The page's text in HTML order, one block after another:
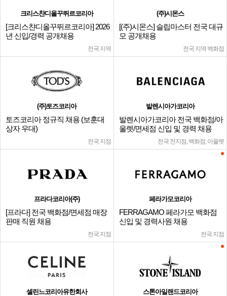
크리스챤디올꾸뛰르코리아
[크리스챤디올꾸뛰르코리아] 2026
년 신입/경력 공개채용
전국 지역
(주)시몬스
[(주)시몬스] 슬립마스터 전국 대규
모 공개채용
전국 지역 백화점
(주)토즈코리아
토즈코리아 정규직 채용 (보훈대
상자 우대)
전국 지점
발렌시아가코리아
발렌시아가코리아 전국 백화점/아
울렛/면세점 신입 및 경력 채용
전국 전지점, 백화점, 아울렛
프라다코리아(주)
[프라다] 전국 백화점/면세점 매장
판매 직원 채용
전국 지점
페라가모코리아
FERRAGAMO 페라가모 백화점
신입 및 경력사원 채용
전국 지점
셀린느코리아유한회사 스톤아일랜드코리아